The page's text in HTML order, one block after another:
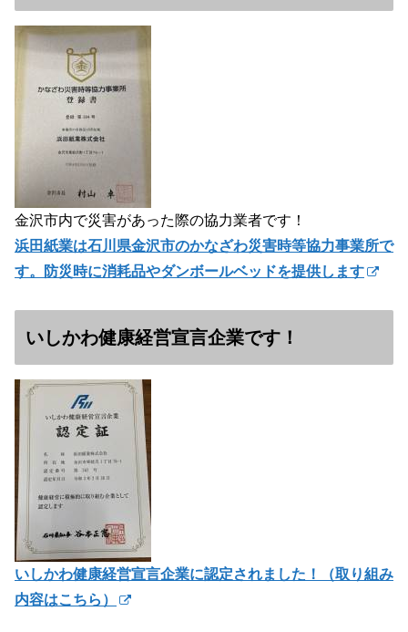
金沢市内で災害があった際の協力業者です！
浜田紙業は石川県金沢市のかなざわ災害時等協力事業所で
す。防災時に消耗品やダンボールベッドを提供します
いしかわ健康経営宣言企業です！
いしかわ健康経営宣言企業に認定されました！（取り組み
内容はこちら）